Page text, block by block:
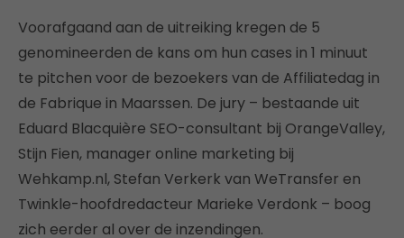
Voorafgaand aan de uitreiking kregen de 5
genomineerden de kans om hun cases in 1 minuut
te pitchen voor de bezoekers van de Affiliatedag in
de Fabrique in Maarssen. De jury – bestaande uit
Eduard Blacquière SEO-consultant bij OrangeValley,
Stijn Fien, manager online marketing bij
Wehkamp.nl, Stefan Verkerk van WeTransfer en
Twinkle-hoofdredacteur Marieke Verdonk – boog
zich eerder al over de inzendingen.